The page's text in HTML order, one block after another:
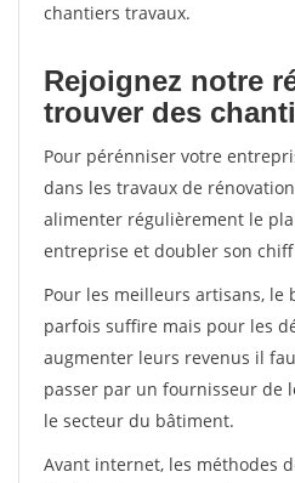
chantiers travaux.
Rejoignez notre
trouver des
Pour pérénniser votre
dans les travaux de
alimenter régulièrement le
entreprise et doubler son
Pour les meilleurs artisans, le
parfois suffire mais pour les
augmenter leurs revenus il
passer par un fournisseur de
le secteur du bâtiment.
Avant internet, les méthodes